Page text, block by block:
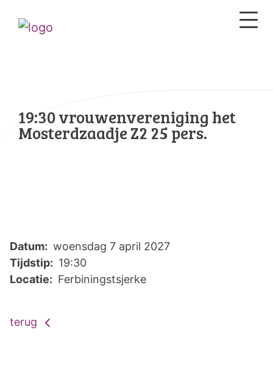
19:30 vrouwenvereniging het
Mosterdzaadje Z2 25 pers.
Datum: woensdag 7 april 2027
Tijdstip: 19:30
Locatie: Ferbiningstsjerke
terug